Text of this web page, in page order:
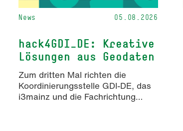
News 05.08.2026
hack4GDI_DE: Kreative
Lösungen aus Geodaten
Zum dritten Mal richten die
Koordinierungsstelle GDI-DE, das
i3mainz und die Fachrichtung